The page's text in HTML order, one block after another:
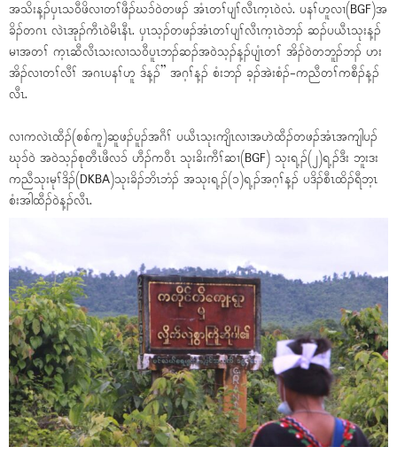
အသိးန့ၣ်ပှၤသဝီဖိလၢတၢ်ဖီၣ်ဃၥ်ဝဲတဖၣ် အံၤတၢ်ပျၢ်လီၤက့ၤဝဲလံ. ပနၢ်ဟူလၢ(BGF)အ
ခိၣ်တဂၤ လဲၤအုၣ်ကီၤဝဲမီၤနီၤ. ပှၤသ့ၣ်တဖၣ်အံၤတၢ်ပျၢ်လီၤက့ၤဝဲဘၣ် ဆၣ်ပယီၤသုးန့ၣ်
မၢအတၢ် က့ၤဆီလီၤသးလၢသဝီပူၤဘၣ်ဆၣ်အဝဲသ့ၣ်န့ၣ်ပျံၤတၢ် အိၣ်ဝဲတဘူၣ်ဘၣ် ဟး
အိၣ်လၢတၢ်လီၢ် အဂၤပနၢ်ဟူ ဒ်န့ၣ်” အဂ့ၢ်န့ၣ် စံးဘၣ် ခ့ၣ်အဲးစံၣ်-ကညီတၢ်ကစီၣ်န့ၣ်
လီၤ.
လၢကလဲၤထီၣ်(စစ်ကူ)ဆူဖၣ်ပူၣ်အဂီၢ် ပယီၤသုးကျိၤလၢအဟဲထီၣ်တဖၣ်အံၤအကျါပၣ်
ဃုၥ်ဝဲ အဝဲသ့ၣ်စုတီၤဖီလၥ် ဟီၣ်ကဝီၤ သုးခိးကီၢ်ဆၢ(BGF) သုးရ့ၣ်(၂)ရ့ၣ်ဒီး ဘူးဒး
ကညီသုးမုၢ်ဒိၣ်(DKBA)သုးခိၣ်ဘိၤဘံၣ် အသုးရ့ၣ်(၁)ရ့ၣ်အဂ့ၢ်န့ၣ် ပဒိၣ်စီၤထိၣ်ရီဘ့ၤ
စံးအါထီၣ်ဝဲန့ၣ်လီၤ.